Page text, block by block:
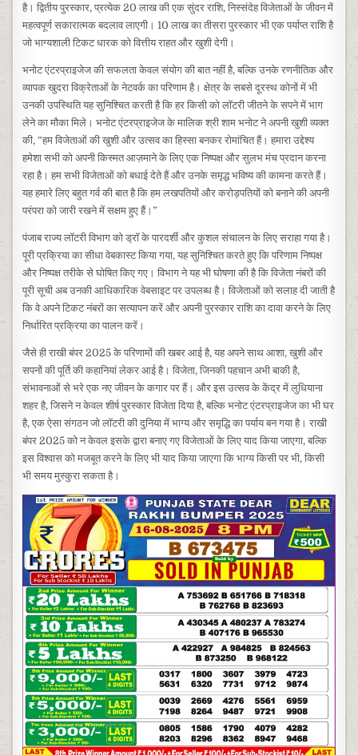
है। द्वितीय पुरस्कार, प्रत्येक 20 लाख की एक सुंदर राशि, निस्संदेह विजेताओं के जीवन में
महत्वपूर्ण सकारात्मक बदलाव लाएगी। 10 लाख का तीसरा पुरस्कार भी एक पर्याप्त राशि है
जो भाग्यशाली टिकट धारक को वित्तीय राहत और खुशी देगी।
भनोट एंटरप्राइजेज की सफलता केवल संयोग की बात नहीं है, बल्कि उनके रणनीतिक और
व्यापक खुदरा विक्रेताओं के नेटवर्क का परिणाम है। क्षेत्र के सबसे दूरस्थ कोनों में भी
उनकी उपस्थिति यह सुनिश्चित करती है कि हर किसी को लॉटरी जीतने के सपने में भाग
लेने का मौका मिले। भनोट एंटरप्राइजेज के मालिक श्री शाम भनोट ने अपनी खुशी व्यक्त
की, “हम विजेताओं की खुशी और उत्सव का हिस्सा बनकर रोमांचित हैं। हमारा उद्देश्य
हमेशा सभी को अपनी किस्मत आज़माने के लिए एक निष्पक्ष और सुलभ मंच प्रदान करना
रहा है। हम सभी विजेताओं को बधाई देते हैं और उनके समृद्ध भविष्य की कामना करते हैं।
यह हमारे लिए बहुत गर्व की बात है कि हम लखपतियों और करोड़पतियों को बनाने की अपनी
परंपरा को जारी रखने में सक्षम हुए हैं।”
पंजाब राज्य लॉटरी विभाग को ड्रॉ के पारदर्शी और कुशल संचालन के लिए सराहा गया है।
पूरी प्रक्रिया का सीधा वेबकास्ट किया गया, यह सुनिश्चित करते हुए कि परिणाम निष्पक्ष
और निष्पक्ष तरीके से घोषित किए गए। विभाग ने यह भी घोषणा की है कि विजेता नंबरों की
पूरी सूची अब उनकी आधिकारिक वेबसाइट पर उपलब्ध है। विजेताओं को सलाह दी जाती है
कि वे अपने टिकट नंबरों का सत्यापन करें और अपनी पुरस्कार राशि का दावा करने के लिए
निर्धारित प्रक्रिया का पालन करें।
जैसे ही राखी बंपर 2025 के परिणामों की खबर आई है, यह अपने साथ आशा, खुशी और
सपनों की पूर्ति की कहानियां लेकर आई है। विजेता, जिनकी पहचान अभी बाकी है,
संभावनाओं से भरे एक नए जीवन के कगार पर हैं। और इस उत्सव के केंद्र में लुधियाना
शहर है, जिसने न केवल शीर्ष पुरस्कार विजेता दिया है, बल्कि भनोट एंटरप्राइजेज का भी घर
है, एक ऐसा संगठन जो लॉटरी की दुनिया में भाग्य और समृद्धि का पर्याय बन गया है। राखी
बंपर 2025 को न केवल इसके द्वारा बनाए गए विजेताओं के लिए याद किया जाएगा, बल्कि
इस विश्वास को मजबूत करने के लिए भी याद किया जाएगा कि भाग्य किसी पर भी, किसी
भी समय मुस्कुरा सकता है।